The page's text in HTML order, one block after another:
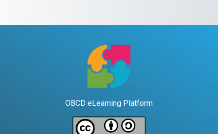
OBCD eLearning Platform